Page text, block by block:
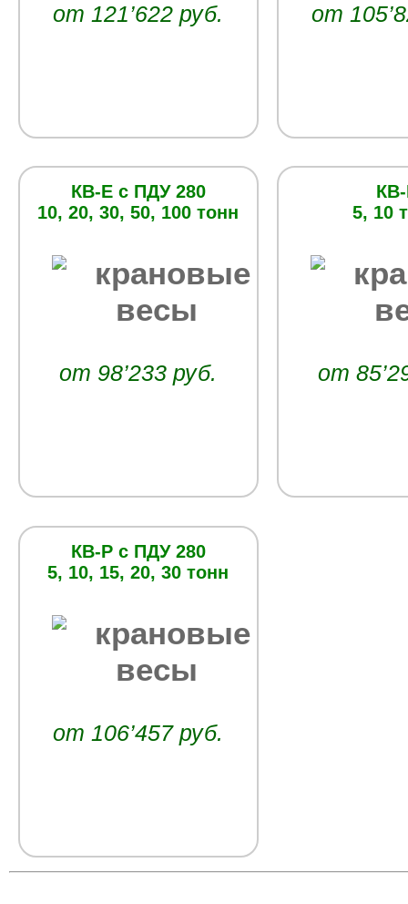
от 121’622 руб. от
КВ-Е с ПДУ 280
10, 20, 30, 50, 100 тонн
от 98’233 руб.
5, 10
от
КВ-Р с ПДУ 280
5, 10, 15, 20, 30 тонн
от 106’457 руб.